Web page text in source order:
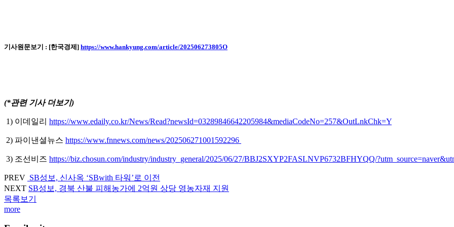
기사원문보기 : [한국경제] https://www.hankyung.com/article/202506273805O
(*관련 기사 더보기)
1) 이데일리 https://www.edaily.co.kr/News/Read?newsId=03289846642205984&mediaCodeNo=257&OutLnkChk=Y
2) 파이낸셜뉴스 https://www.fnnews.com/news/202506271001592296
3) 조선비즈 https://biz.chosun.com/industry/industry_general/2025/06/27/BBJ2SXYP2FASLNVP6732BFHYQQ/
PREV SB성보, 신사옥 ‘SBwith 타워’로 이전
NEXT SB성보, 경북 산불 피해농가에 2억원 상당 영농자재 지원
목록보기
more